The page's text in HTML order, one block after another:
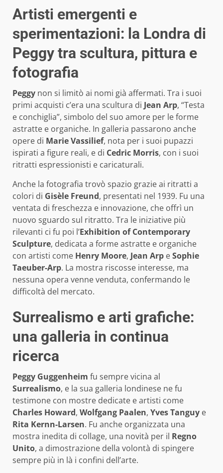
Artisti emergenti e
sperimentazioni: la Londra di
Peggy tra scultura, pittura e
fotografia
Peggy non si limitò ai nomi già affermati. Tra i suoi
primi acquisti c’era una scultura di Jean Arp, “Testa
e conchiglia”, simbolo del suo amore per le forme
astratte e organiche. In galleria passarono anche
opere di Marie Vassilief, nota per i suoi pupazzi
ispirati a figure reali, e di Cedric Morris, con i suoi
ritratti espressionisti e caricaturali.
Anche la fotografia trovò spazio grazie ai ritratti a
colori di Gisèle Freund, presentati nel 1939. Fu una
ventata di freschezza e innovazione, che offrì un
nuovo sguardo sul ritratto. Tra le iniziative più
rilevanti ci fu poi l’Exhibition of Contemporary
Sculpture, dedicata a forme astratte e organiche
con artisti come Henry Moore, Jean Arp eSophie
Taeuber-Arp. La mostra riscosse interesse, ma
nessuna opera venne venduta, confermando le
difficoltà del mercato.
Surrealismo e arti grafiche:
una galleria in continua
ricerca
Peggy Guggenheim fu sempre vicina al
Surrealismo, e la sua galleria londinese ne fu
testimone con mostre dedicate e artisti come
Charles Howard, Wolfgang Paalen, Yves Tanguy e
Rita Kernn-Larsen. Fu anche organizzata una
mostra inedita di collage, una novità per il Regno
Unito, a dimostrazione della volontà di spingere
sempre più in là i confini dell’arte.